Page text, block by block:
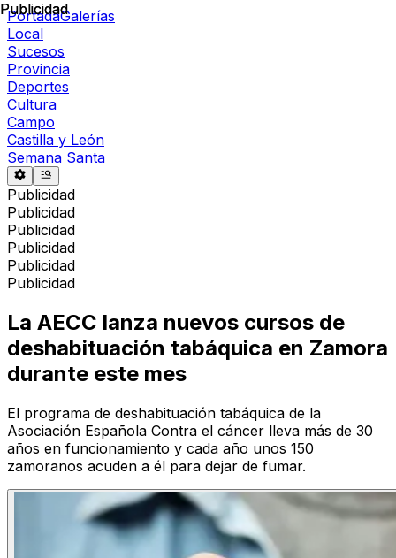
PortadaGalerías
Local
Sucesos
Provincia
Deportes
Cultura
Campo
Castilla y León
Semana Santa
Publicidad
Publicidad
Publicidad
Publicidad
Publicidad
Publicidad
Publicidad
La AECC lanza nuevos cursos de
deshabituación tabáquica en Zamora
durante este mes
El programa de deshabituación tabáquica de la
Asociación Española Contra el cáncer lleva más de 30
años en funcionamiento y cada año unos 150
zamoranos acuden a él para dejar de fumar.
Publicidad